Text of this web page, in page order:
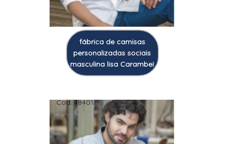
fábrica de camisas
personalizadas sociais
masculina lisa Carambeí
Cod.:48401